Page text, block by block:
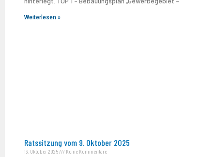
Weiterlesen »
Ratssitzung vom 9. Oktober 2025
13. Oktober 2025 Keine Kommentare